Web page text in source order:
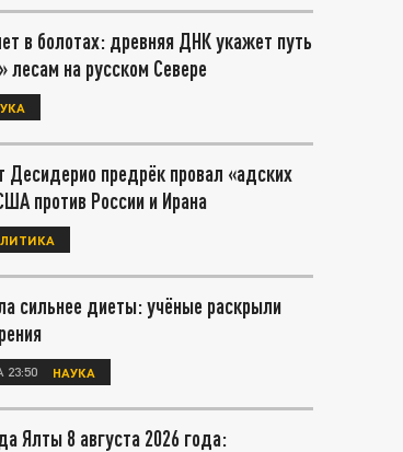
в болотах: древняя ДНК укажет путь
лесам на русском Севере
Десидерио предрёк провал «адских
против России и Ирана
сильнее диеты: учёные раскрыли
23:50 НАУКА
Ялты 8 августа 2026 года: